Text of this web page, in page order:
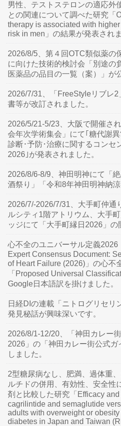
男性、テストステロンの適応外
との関連について調べた研究「
therapy is associated with
risk in men」の結果が発表されま
2026/8/5、第４回OTC類似薬の
に向けた技術的検討会「別途の
医薬品の品目の一覧（案）」が
2026/7/31、「FreeStyleリブレ
書等が改訂されました。
2026/5/21-5/23、大阪で開催さ
会年次学術集会」にて｢糖代謝
診断･予防･治療に関するコンセ
2026｣が発表されました。
2026/8/6-8/9、神田明神にて「
酒祭り」「令和8年神田明神納涼
2026/7/-2026/7/31、大手町仲通
ルシティ1階アトリウム、大手
ッジにて「大手町縁日2026」の
心不全のユニバーサル定義
Expert Consensus Document:
of Heart Failure (2026)」の心不
「Proposed Universal
Google日本語訳を掛けました。
日経DIの連載「ニトログリセリ
発見秘話が興味深いです。
2026/8/1-12/20、「神田カレー
2026」の「神田カレー街公式
しました。
2型糖尿病なし、肥満、過体重
ルチドの併用、有効性、安全性
剤と比較した研究「Efficacy
cagrilintide and semaglutide
adults with overweight or
diabetes in Japan and Taiwan